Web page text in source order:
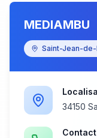
MEDIAMBU
Saint-Jean-de-
34150